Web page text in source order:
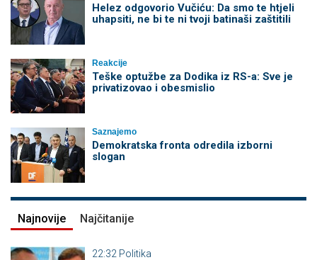
Helez odgovorio Vučiću: Da smo te htjeli
uhapsiti, ne bi te ni tvoji batinaši zaštitili
Reakcije
Teške optužbe za Dodika iz RS-a: Sve je
privatizovao i obesmislio
Saznajemo
Demokratska fronta odredila izborni
slogan
Najnovije Najčitanije
22:32 Politika